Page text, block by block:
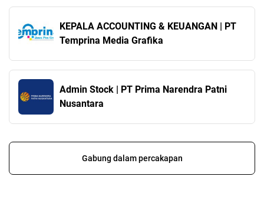
KEPALA ACCOUNTING & KEUANGAN | PT
Temprina Media Grafika
Admin Stock | PT Prima Narendra Patni
Nusantara
Gabung dalam percakapan